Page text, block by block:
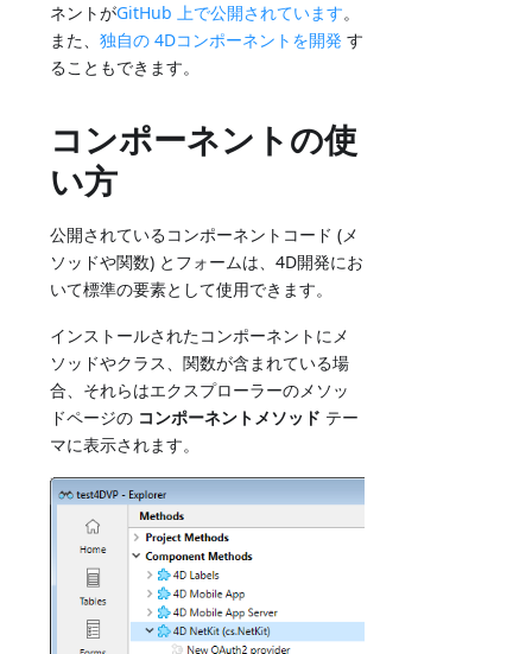
ネントがGitHub 上で公開されています。
また、独自の 4Dコンポーネントを開発 す
ることもできます。
コンポーネントの使
い方
公開されているコンポーネントコード (メ
ソッドや関数) とフォームは、4D開発にお
いて標準の要素として使用できます。
インストールされたコンポーネントにメ
ソッドやクラス、関数が含まれている場
合、それらはエクスプローラーのメソッ
ドページの コンポーネントメソッド テー
マに表示されます。